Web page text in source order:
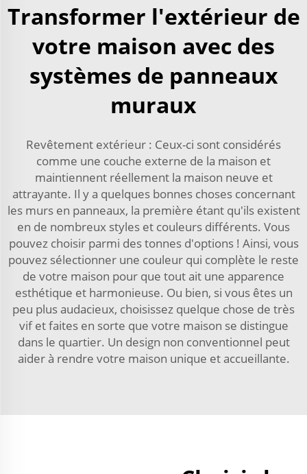
Transformer l'extérieur de
votre maison avec des
systèmes de panneaux
muraux
Revêtement extérieur : Ceux-ci sont considérés
comme une couche externe de la maison et
maintiennent réellement la maison neuve et
attrayante. Il y a quelques bonnes choses concernant
les murs en panneaux, la première étant qu'ils existent
en de nombreux styles et couleurs différents. Vous
pouvez choisir parmi des tonnes d'options ! Ainsi, vous
pouvez sélectionner une couleur qui complète le reste
de votre maison pour que tout ait une apparence
esthétique et harmonieuse. Ou bien, si vous êtes un
peu plus audacieux, choisissez quelque chose de très
vif et faites en sorte que votre maison se distingue
dans le quartier. Un design non conventionnel peut
aider à rendre votre maison unique et accueillante.